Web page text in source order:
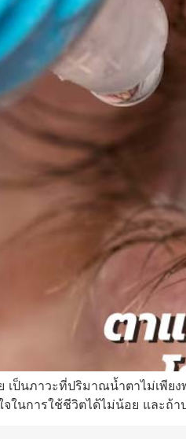
เป็นภาวะที่ปริมาณน้ำตาไม่เพี
ในการใช้ชีวิตได้ไม่น้อย และถ้า